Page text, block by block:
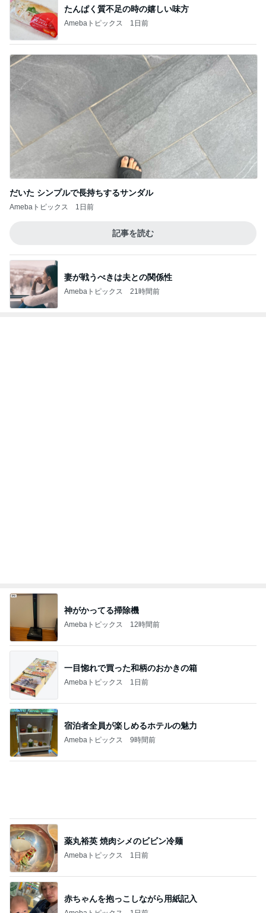
たんぱく質不足の時の嬉しい味方
Amebaトピックス 1日前
だいた シンプルで長持ちするサンダル
Amebaトピックス 1日前
記事を読む
妻が戦うべきは夫との関係性
Amebaトピックス 21時間前
神がかってる掃除機
Amebaトピックス 12時間前
一目惚れで買った和柄のおかきの箱
Amebaトピックス 1日前
宿泊者全員が楽しめるホテルの魅力
Amebaトピックス 9時間前
薬丸裕英 焼肉シメのビビン冷麺
Amebaトピックス 1日前
赤ちゃんを抱っこしながら用紙記入